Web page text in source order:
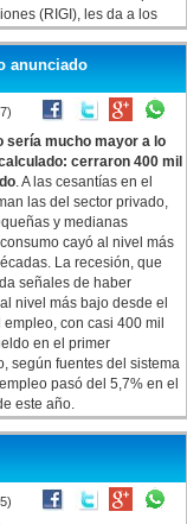
(RIGI), les da a los
y los naturalmente
beneficios inéditos en
aplicado aún sin el
anunciado
sería mucho mayor a lo
cerraron 400 mil
. A las cesantías en el
las del sector privado,
y medianas
cayó al nivel más
La recesión, que
señales de haber
nivel más bajo desde el
con casi 400 mil
en el primer
según fuentes del sistema
pasó del 5,7% en el
este año.